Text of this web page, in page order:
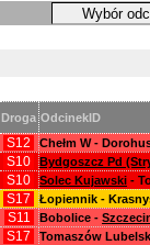
Wybór
Droga OdcinekID
S12 Chełm W -
S10 Bydgoszcz Pd
S10 Solec Kujawski -
S17 Łopiennik -
S11 Bobolice -
S17 Tomaszów